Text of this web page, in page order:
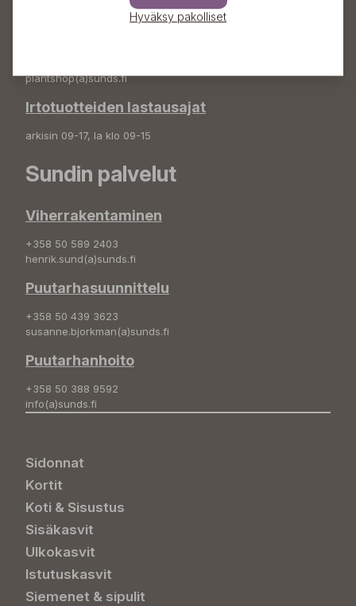
plantshop(a)sunds.fi
Irtotuotteiden lastausajat
arkisin 09-17, la klo 09-15
Sundin palvelut
Viherrakentaminen
+358 50 589 2403
henrik.sund(a)sunds.fi
Puutarhasuunnittelu
+358 50 439 3623
susanne.bjorkman(a)sunds.fi
Puutarhanhoito
+358 50 388 9592
info(a)sunds.fi
Sidonnat
Kortit
Koti & Sisustus
Sisäkasvit
Ulkokasvit
Istutuskasvit
Siemenet & sipulit
Hyväksy pakolliset